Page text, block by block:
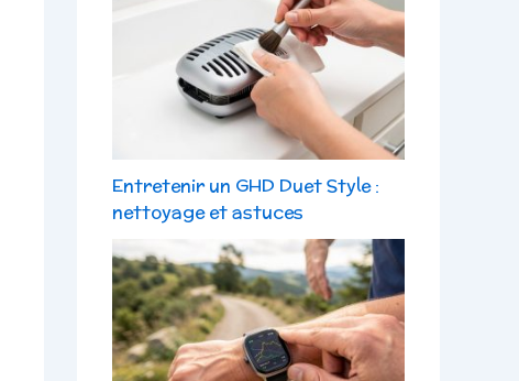
Entretenir un GHD Duet Style :
nettoyage et astuces